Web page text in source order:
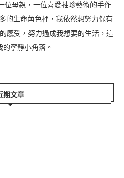
位母親，一位喜愛袖珍藝術的手作
的生命角色裡，我依然想努力保有
感受，努力過成我想要的生活，這
的寧靜小角落。
期文章